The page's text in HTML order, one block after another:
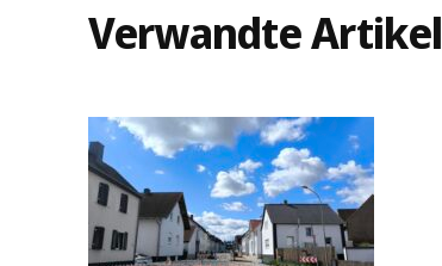
Verwandte Artikel